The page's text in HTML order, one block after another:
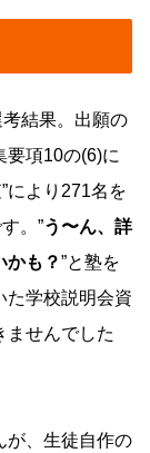
結果。出願の
要項10の(6)に
により271名を
。”う〜ん、詳
かも？”と塾を
た学校説明会資
ませんでした
が、生徒自作の